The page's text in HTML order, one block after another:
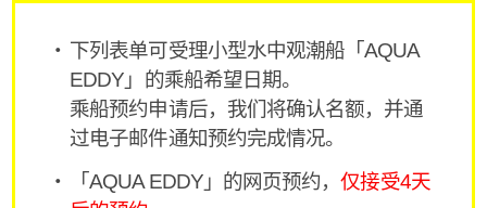
下列表单可受理小型水中观潮船「AQUA
EDDY」的乘船希望日期。
乘船预约申请后，我们将确认名额，并通
过电子邮件通知预约完成情况。
「AQUA EDDY」的网页预约，仅接受4天